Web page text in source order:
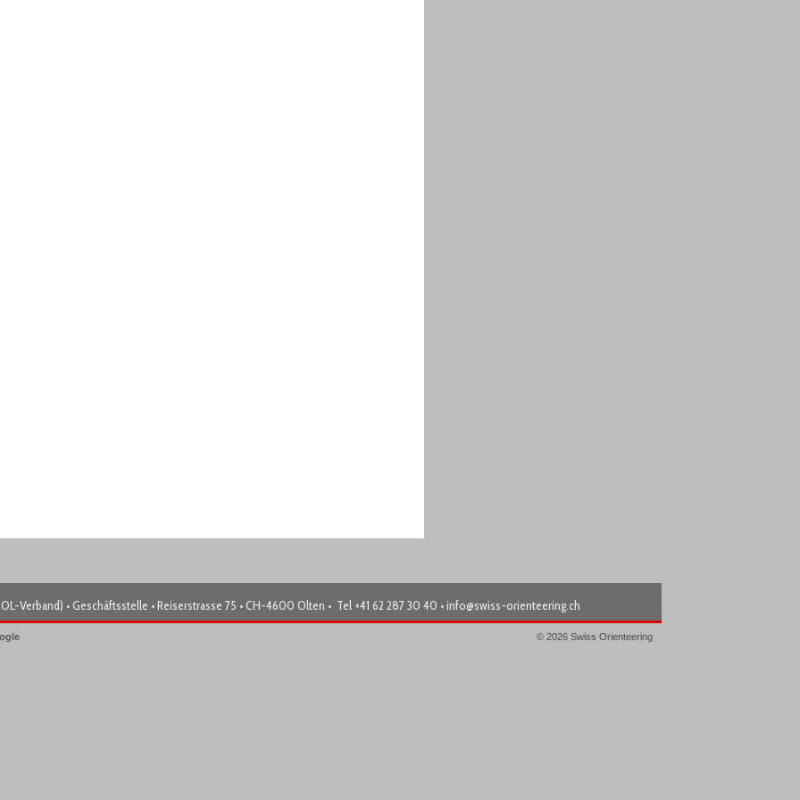
Verband) • Geschäftsstelle • Reiserstrasse 75 • CH-4600 Olten • Tel +41 62 287 30 40 •info@swiss-orienteering.ch
© 2026 Swiss Orienteering